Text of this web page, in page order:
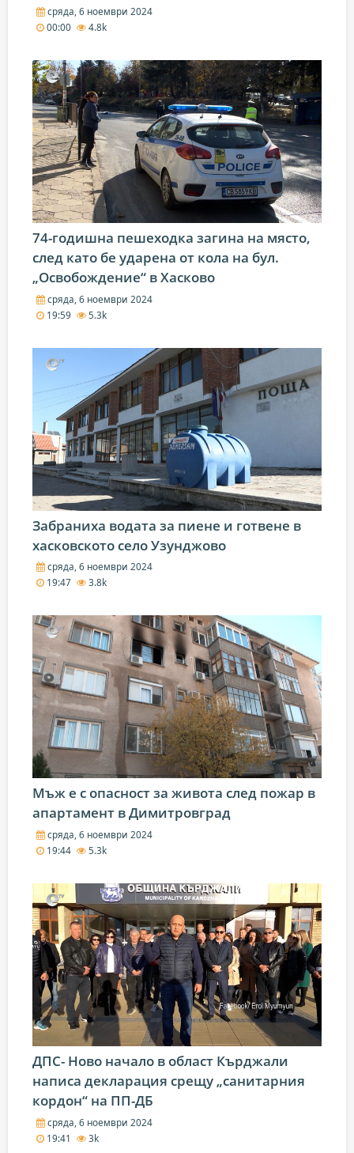
сряда, 6 ноември 2024
00:00
4.8k
74-годишна пешеходка загина на място,
след като бе ударена от кола на бул.
„Освобождение“ в Хасково
сряда, 6 ноември 2024
19:59
5.3k
Забраниха водата за пиене и готвене в
хасковското село Узунджово
сряда, 6 ноември 2024
19:47
3.8k
Мъж е с опасност за живота след пожар в
апартамент в Димитровград
сряда, 6 ноември 2024
19:44
5.3k
ДПС- Ново начало в област Кърджали
написа декларация срещу „санитарния
кордон“ на ПП-ДБ
сряда, 6 ноември 2024
19:41
3k